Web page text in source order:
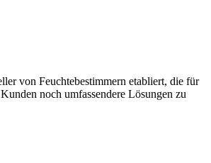
von Feuchtebestimmern etabliert, die für
noch umfassendere Lösungen zu